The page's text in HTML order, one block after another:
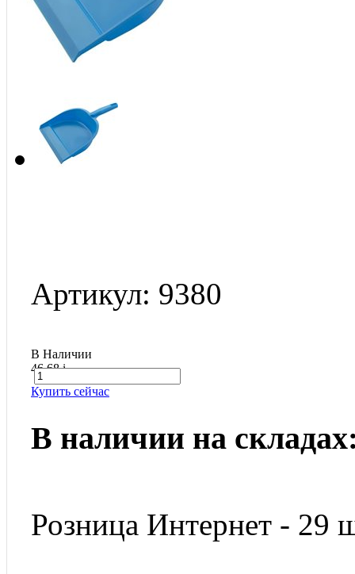
Артикул: 9380
В Наличии
46.68i
Купить сейчас
В наличии на
Розница Интернет - 29